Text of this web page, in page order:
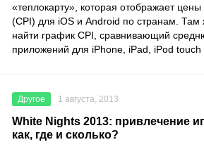
«теплокарту», которая отображает цены
(CPI) для iOS и Android по странам.
найти график CPI, сравнивающий
приложений для iPhone, iPad, iPod touch
Другое 1 августа, 2013
White Nights 2013: привлечение
как, где и сколько?